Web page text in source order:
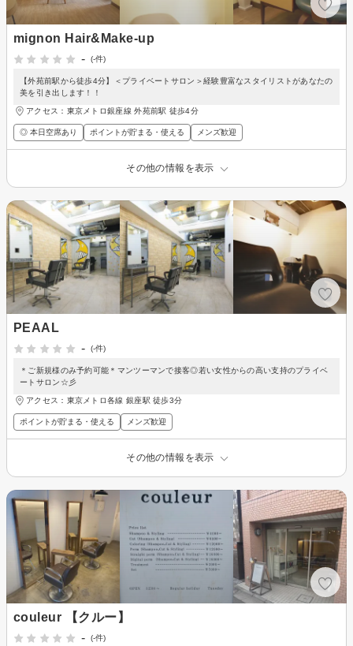
mignon Hair&Make-up
-
(-件)
【外苑前駅から徒歩4分】＜プライベートサロン＞経験豊富なスタイリストがあなたの
美を引き出します！！
アクセス：東京メトロ銀座線 外苑前駅 徒歩4分
◎ 本日空席あり ポイントが貯まる・使える メンズ歓迎
その他の情報を表示
PEAAL
-
(-件)
＊ご新規様のみ予約可能＊マンツーマンで接客◎若い女性からの高い支持のプライベ
ートサロン☆彡
アクセス：東京メトロ各線 銀座駅 徒歩3分
ポイントが貯まる・使える メンズ歓迎
その他の情報を表示
couleur 【クルー】
-
(-件)